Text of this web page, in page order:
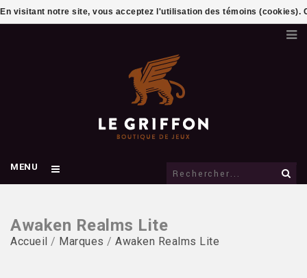
MENU
Awaken Realms Lite
Accueil / Marques / Awaken Realms Lite
En visitant notre site, vous acceptez l'utilisation des témoins